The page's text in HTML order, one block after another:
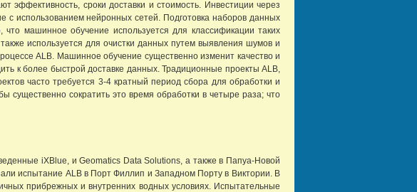
эффективность, сроки доставки и стоимость. Инвестиции через
с использованием нейронных сетей. Подготовка наборов данных
машинное обучение используется для классификации таких
используется для очистки данных путем выявления шумов и
ALB. Машинное обучение существенно изменит качество и
к более быстрой доставке данных. Традиционные проекты ALB,
часто требуется 3-4 кратный период сбора для обработки и
существенно сократить это время обработки в четыре раза; что
iXBlue, и Geomatics Data Solutions, а также в Папуа-Новой
испытание ALB в Порт Филлип и Западном Порту в Виктории. В
прибрежных и внутренних водных условиях. Испытательные